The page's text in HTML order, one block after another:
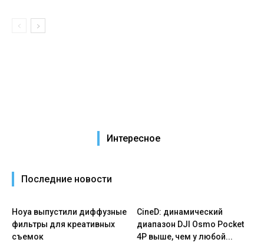
Интересное
Последние новости
Hoya выпустили диффузные
фильтры для креативных
съемок
CineD: динамический
диапазон DJI Osmo Pocket
4P выше, чем у любой...